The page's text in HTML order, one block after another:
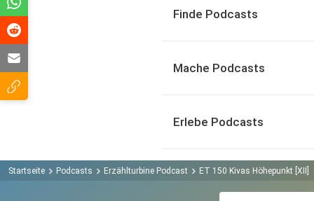
Finde Podcasts
Mache Podcasts
Erlebe Podcasts
Startseite Podcasts Erzählturbine Podcast ET 150 Kivas Höhepunkt [XII]